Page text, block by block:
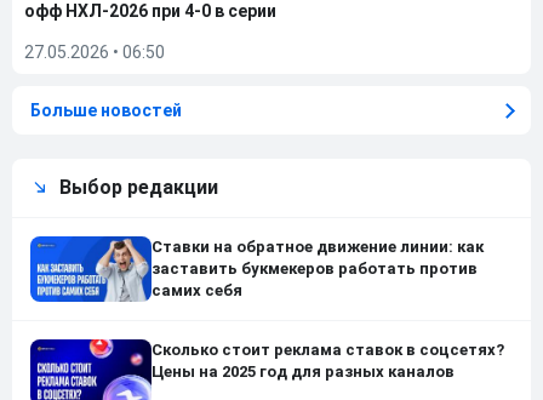
офф НХЛ-2026 при 4-0 в серии
27.05.2026 • 06:50
Больше новостей
Выбор редакции
Ставки на обратное движение линии: как
заставить букмекеров работать против
самих себя
Сколько стоит реклама ставок в соцсетях?
Цены на 2025 год для разных каналов